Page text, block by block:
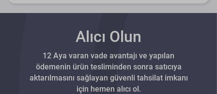
Alıcı Olun
12 Aya varan vade avantajı ve yapılan
ödemenin ürün tesliminden sonra satıcıya
aktarılmasını sağlayan güvenli tahsilat imkanı
için hemen alıcı ol.